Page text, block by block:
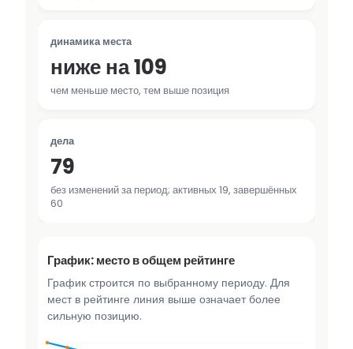
динамика места
ниже на 109
чем меньше место, тем выше позиция
дела
79
без изменений за период; активных 19, завершённых
60
График: место в общем рейтинге
График строится по выбранному периоду. Для
мест в рейтинге линия выше означает более
сильную позицию.